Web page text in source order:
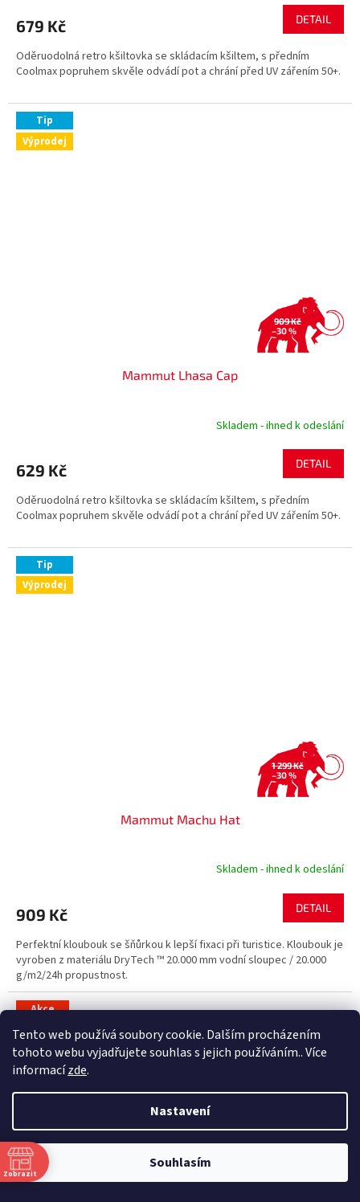
Tento web používá soubory cookie. Dalším procházením
tohoto webu vyjadřujete souhlas s jejich používáním.. Více
informacízde.
Nastavení
Souhlasím
679 Kč DETAIL
Oděruodolná retro kšiltovka se skládacím kšiltem, s předním
Coolmax popruhem skvěle odvádí pot a chrání před UV zářením 50+.
Tip
Výprodej
909 Kč
–30 %
Mammut Lhasa Cap
Skladem - ihned k odeslání
629 Kč DETAIL
Oděruodolná retro kšiltovka se skládacím kšiltem, s předním
Coolmax popruhem skvěle odvádí pot a chrání před UV zářením 50+.
Tip
Výprodej
1 299 Kč
–30 %
Mammut Machu Hat
Skladem - ihned k odeslání
909 Kč DETAIL
Perfektní kloubouk se šňůrkou k lepší fixaci při turistice. Kloubouk je
vyroben z materiálu DryTech ™ 20.000 mm vodní sloupec / 20.000
g/m2/24h propustnost.
Akce
Novinka
Tip
Zobrazit